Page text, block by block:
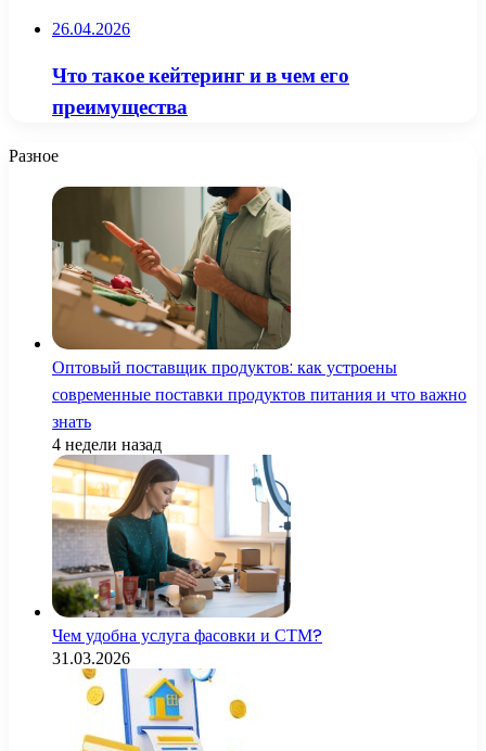
26.04.2026
Что такое кейтеринг и в чем его
преимущества
Разное
Оптовый поставщик продуктов: как устроены
современные поставки продуктов питания и что важно
знать
4 недели назад
Чем удобна услуга фасовки и СТМ?
31.03.2026